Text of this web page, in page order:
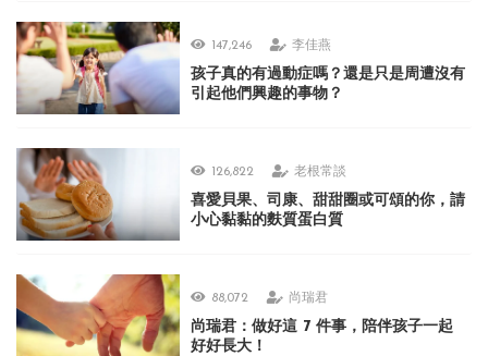
147,246 李佳燕
孩子真的有過動症嗎？還是只是周遭沒有
引起他們興趣的事物？
126,822 老根常談
喜愛貝果、司康、甜甜圈或可頌的你，請
小心黏黏的麩質蛋白質
88,072 尚瑞君
尚瑞君：做好這 7 件事，陪伴孩子一起
好好長大！